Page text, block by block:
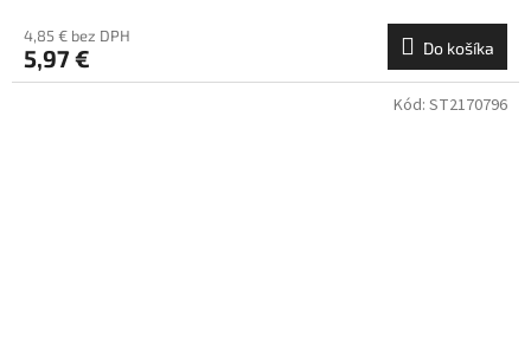
4,85 € bez DPH
5,97 € Do košíka
Kód: ST2170796